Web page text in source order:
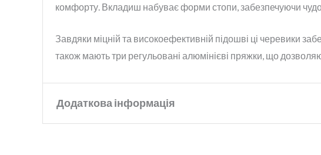
комфорту. Вкладиш набуває форми стопи, забезпечуючи
Завдяки міцній та високоефективній підошві ці черевики
також мають три регульовані алюмінієві пряжки, що
Додаткова інформація